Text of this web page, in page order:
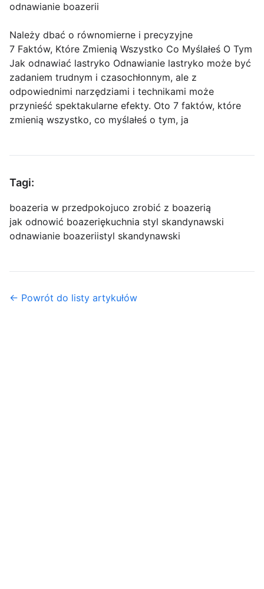
odnawianie boazerii
Należy dbać o równomierne i precyzyjne
7 Faktów, Które Zmienią Wszystko Co Myślałeś O Tym
Jak odnawiać lastryko Odnawianie lastryko może być
zadaniem trudnym i czasochłonnym, ale z
odpowiednimi narzędziami i technikami może
przynieść spektakularne efekty. Oto 7 faktów, które
zmienią wszystko, co myślałeś o tym, ja
Tagi:
boazeria w przedpokojuco zrobić z boazerią
jak odnowić boazeriękuchnia styl skandynawski
odnawianie boazeriistyl skandynawski
← Powrót do listy artykułów